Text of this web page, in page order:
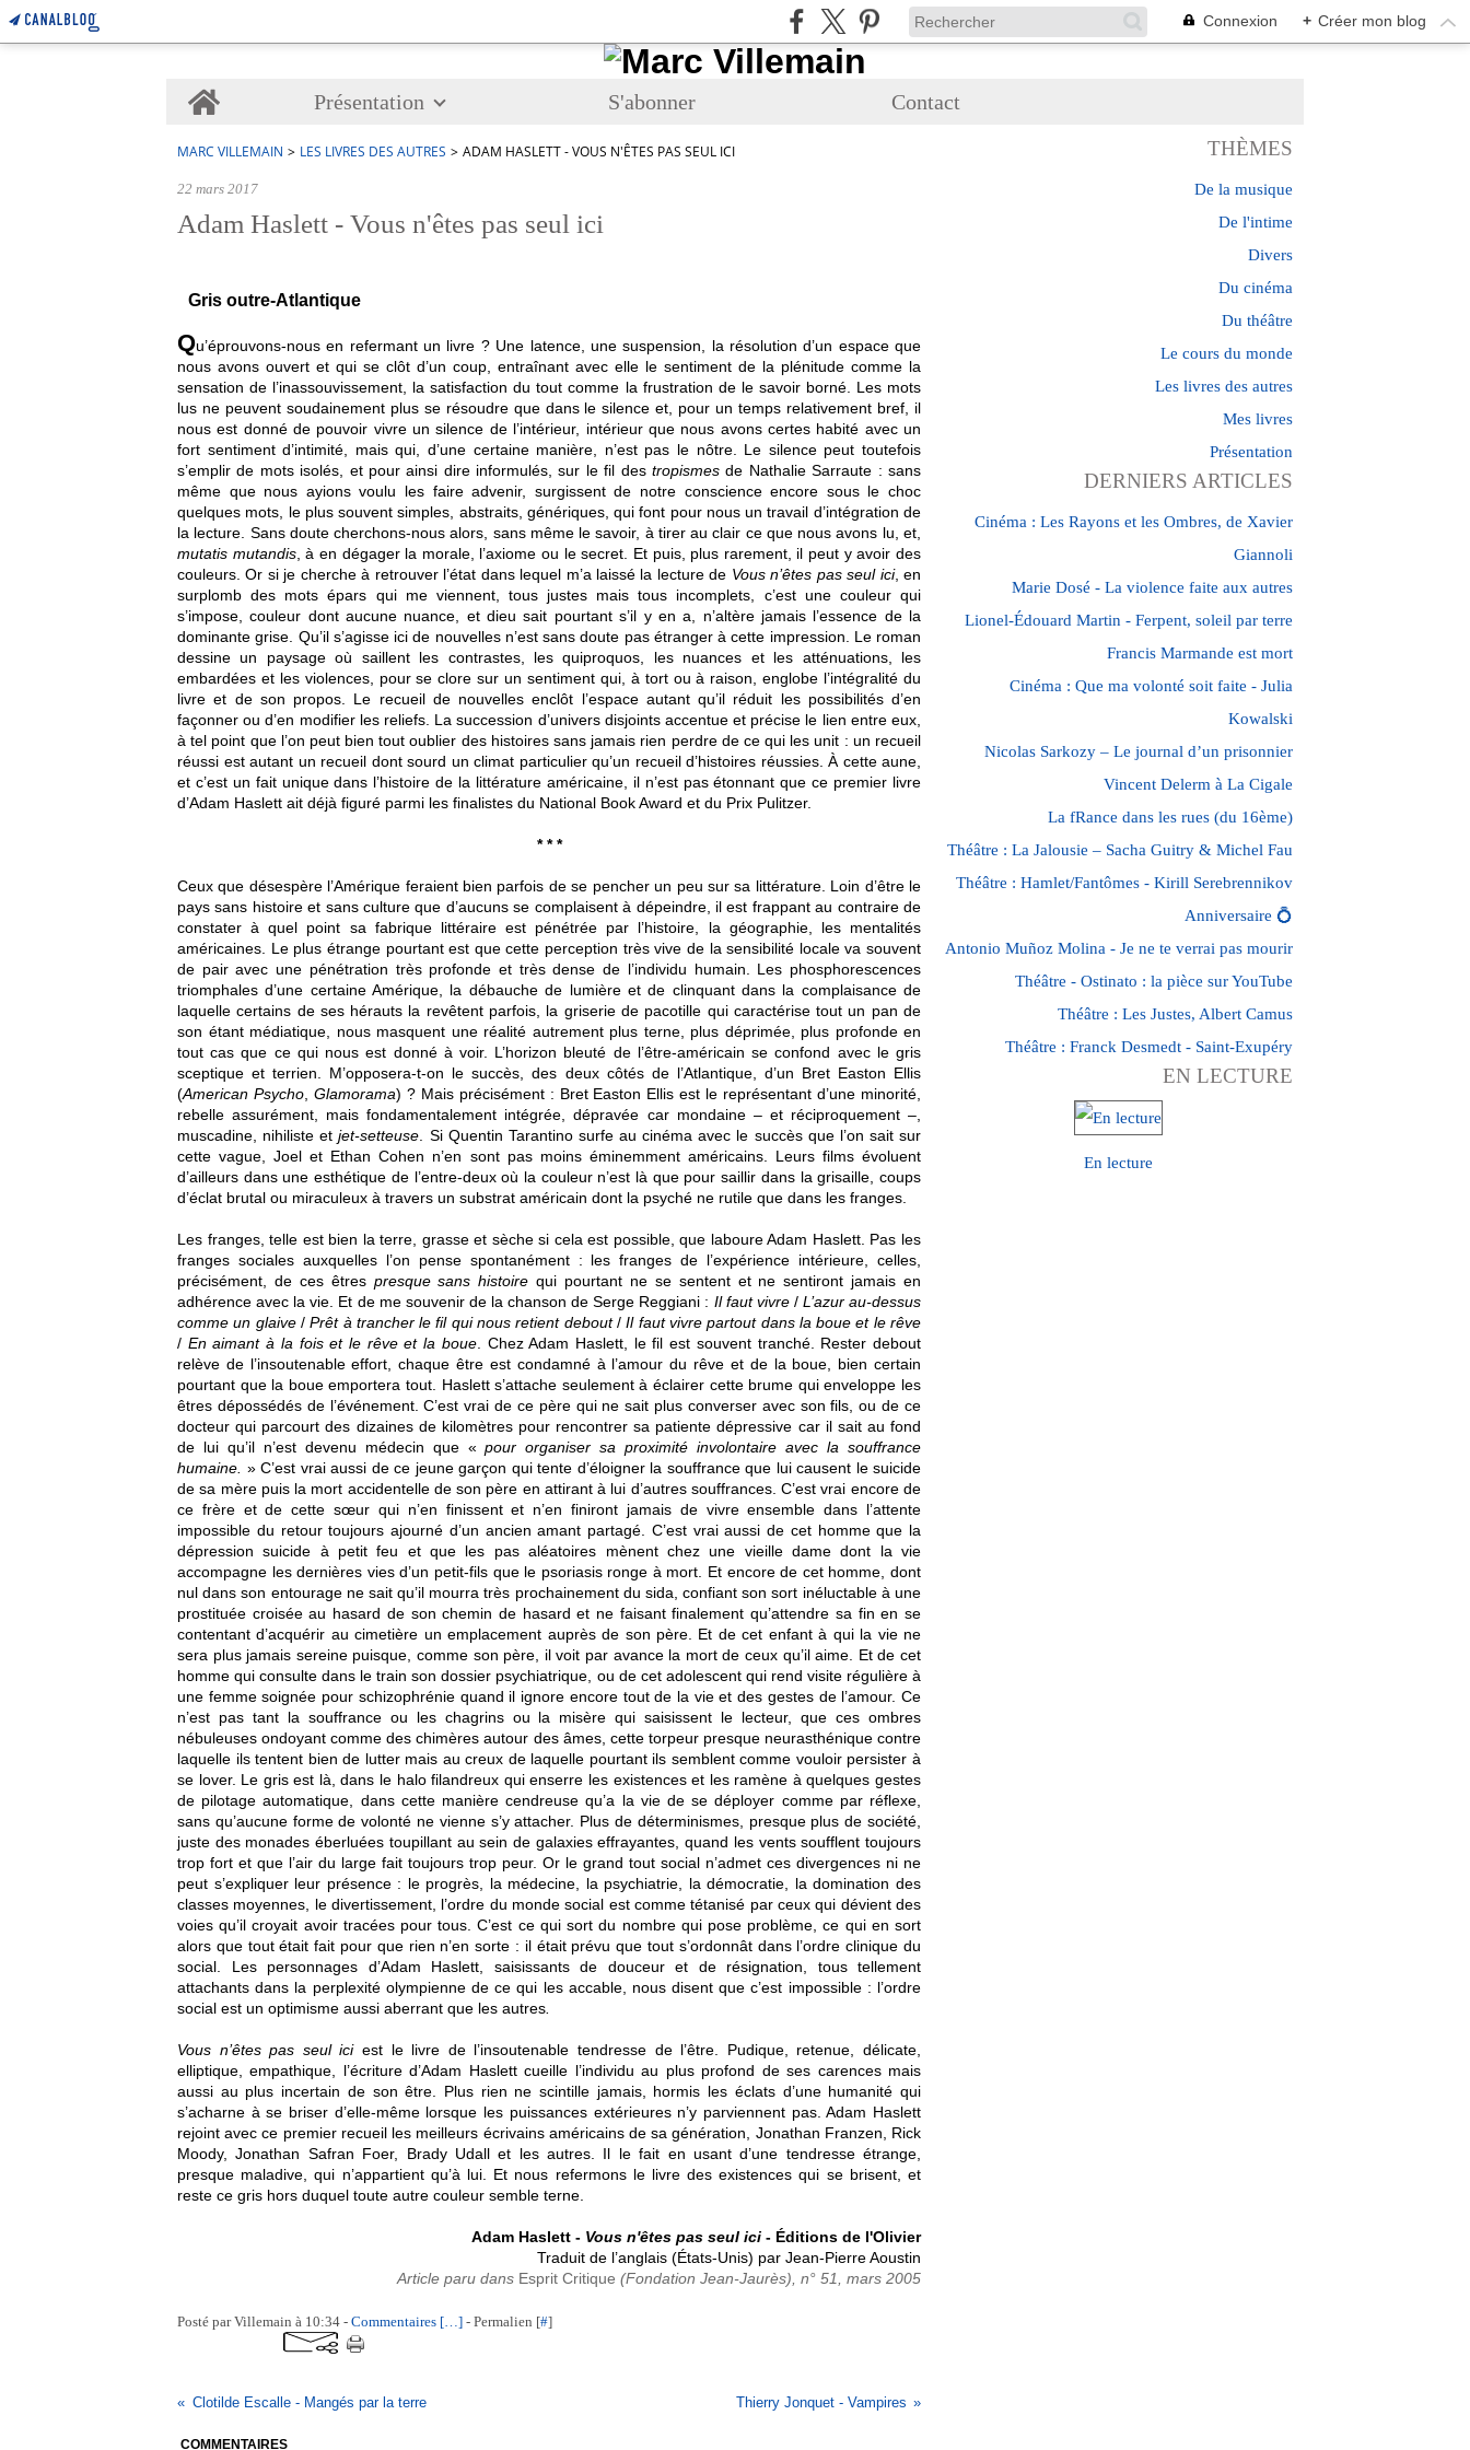
Connexion + Créer mon blog
Home Présentation S'abonner Contact
MARC VILLEMAIN > LES LIVRES DES AUTRES > ADAM HASLETT - VOUS N'ÊTES PAS SEUL ICI
22 mars 2017
Adam Haslett - Vous n'êtes pas seul ici
Gris outre-Atlantique
Qu’éprouvons-nous en refermant un livre ? Une latence, une suspension, la résolution d’un espace que
nous avons ouvert et qui se clôt d’un coup, entraînant avec elle le sentiment de la plénitude comme la
sensation de l’inassouvissement, la satisfaction du tout comme la frustration de le savoir borné. Les mots
lus ne peuvent soudainement plus se résoudre que dans le silence et, pour un temps relativement bref, il
nous est donné de pouvoir vivre un silence de l’intérieur, intérieur que nous avons certes habité avec un
fort sentiment d’intimité, mais qui, d’une certaine manière, n’est pas le nôtre. Le silence peut toutefois
s’emplir de mots isolés, et pour ainsi dire informulés, sur le fil destropismesde Nathalie Sarraute : sans
même que nous ayions voulu les faire advenir, surgissent de notre conscience encore sous le choc
quelques mots, le plus souvent simples, abstraits, génériques, qui font pour nous un travail d’intégration de
la lecture. Sans doute cherchons-nous alors, sans même le savoir, à tirer au clair ce que nous avons lu, et,
mutatis mutandis, à en dégager la morale, l’axiome ou le secret. Et puis, plus rarement, il peut y avoir des
couleurs. Or si je cherche à retrouver l’état dans lequel m’a laissé la lecture de Vous n’êtes pas seul ici, en
surplomb des mots épars qui me viennent, tous justes mais tous incomplets, c’est une couleur qui
s’impose, couleur dont aucune nuance, et dieu sait pourtant s’il y en a, n’altère jamais l’essence de la
dominante grise. Qu’il s’agisse ici de nouvelles n’est sans doute pas étranger à cette impression. Le roman
dessine un paysage où saillent les contrastes, les quiproquos, les nuances et les atténuations, les
embardées et les violences, pour se clore sur un sentiment qui, à tort ou à raison, englobe l’intégralité du
livre et de son propos. Le recueil de nouvelles enclôt l’espace autant qu’il réduit les possibilités d’en
façonner ou d’en modifier les reliefs. La succession d’univers disjoints accentue et précise le lien entre eux,
à tel point que l’on peut bien tout oublier des histoires sans jamais rien perdre de ce qui les unit : un recueil
réussi est autant un recueil dont sourd un climat particulier qu’un recueil d’histoires réussies. À cette aune,
et c’est un fait unique dans l’histoire de la littérature américaine, il n’est pas étonnant que ce premier livre
d’Adam Haslett ait déjà figuré parmi les finalistes du National Book Award et du Prix Pulitzer.
* * *
Ceux que désespère l’Amérique feraient bien parfois de se pencher un peu sur sa littérature. Loin d’être le
pays sans histoire et sans culture que d’aucuns se complaisent à dépeindre, il est frappant au contraire de
constater à quel point sa fabrique littéraire est pénétrée par l’histoire, la géographie, les mentalités
américaines. Le plus étrange pourtant est que cette perception très vive de la sensibilité locale va souvent
de pair avec une pénétration très profonde et très dense de l’individu humain. Les phosphorescences
triomphales d’une certaine Amérique, la débauche de lumière et de clinquant dans la complaisance de
laquelle certains de ses hérauts la revêtent parfois, la griserie de pacotille qui caractérise tout un pan de
son étant médiatique, nous masquent une réalité autrement plus terne, plus déprimée, plus profonde en
tout cas que ce qui nous est donné à voir. L’horizon bleuté de l’être-américain se confond avec le gris
sceptique et terrien. M’opposera-t-on le succès, des deux côtés de l’Atlantique, d’un Bret Easton Ellis
(American Psycho, Glamorama) ? Mais précisément : Bret Easton Ellis est le représentant d’une minorité,
rebelle assurément, mais fondamentalement intégrée, dépravée car mondaine – et réciproquement –,
muscadine, nihiliste etjet-setteuse . Si Quentin Tarantino surfe au cinéma avec le succès que l’on sait sur
cette vague, Joel et Ethan Cohen n’en sont pas moins éminemment américains. Leurs films évoluent
d’ailleurs dans une esthétique de l’entre-deux où la couleur n’est là que pour saillir dans la grisaille, coups
d’éclat brutal ou miraculeux à travers un substrat américain dont la psyché ne rutile que dans les franges.
Les franges, telle est bien la terre, grasse et sèche si cela est possible, que laboure Adam Haslett. Pas les
franges sociales auxquelles l’on pense spontanément : les franges de l’expérience intérieure, celles,
précisément, de ces êtres presque sans histoirequi pourtant ne se sentent et ne sentiront jamais en
adhérence avec la vie. Et de me souvenir de la chanson de Serge Reggiani : Il faut vivre / L’azur au-dessus
comme un glaive /Prêt à trancher le fil qui nous retient debout/Il faut vivre partout dans la boue et le rêve
/ En aimant à la fois et le rêve et la boue. Chez Adam Haslett, le fil est souvent tranché. Rester debout
relève de l’insoutenable effort, chaque être est condamné à l’amour du rêve et de la boue, bien certain
pourtant que la boue emportera tout. Haslett s’attache seulement à éclairer cette brume qui enveloppe les
êtres dépossédés de l’événement. C’est vrai de ce père qui ne sait plus converser avec son fils, ou de ce
docteur qui parcourt des dizaines de kilomètres pour rencontrer sa patiente dépressive car il sait au fond
de lui qu’il n’est devenu médecin que «pour organiser sa proximité involontaire avec la souffrance
humaine. » C’est vrai aussi de ce jeune garçon qui tente d’éloigner la souffrance que lui causent le suicide
de sa mère puis la mort accidentelle de son père en attirant à lui d’autres souffrances. C’est vrai encore de
ce frère et de cette sœur qui n’en finissent et n’en finiront jamais de vivre ensemble dans l’attente
impossible du retour toujours ajourné d’un ancien amant partagé. C’est vrai aussi de cet homme que la
dépression suicide à petit feu et que les pas aléatoires mènent chez une vieille dame dont la vie
accompagne les dernières vies d’un petit-fils que le psoriasis ronge à mort. Et encore de cet homme, dont
nul dans son entourage ne sait qu’il mourra très prochainement du sida, confiant son sort inéluctable à une
prostituée croisée au hasard de son chemin de hasard et ne faisant finalement qu’attendre sa fin en se
contentant d’acquérir au cimetière un emplacement auprès de son père. Et de cet enfant à qui la vie ne
sera plus jamais sereine puisque, comme son père, il voit par avance la mort de ceux qu’il aime. Et de cet
homme qui consulte dans le train son dossier psychiatrique, ou de cet adolescent qui rend visite régulière à
une femme soignée pour schizophrénie quand il ignore encore tout de la vie et des gestes de l’amour. Ce
n’est pas tant la souffrance ou les chagrins ou la misère qui saisissent le lecteur, que ces ombres
nébuleuses ondoyant comme des chimères autour des âmes, cette torpeur presque neurasthénique contre
laquelle ils tentent bien de lutter mais au creux de laquelle pourtant ils semblent comme vouloir persister à
se lover. Le gris est là, dans le halo filandreux qui enserre les existences et les ramène à quelques gestes
de pilotage automatique, dans cette manière cendreuse qu’a la vie de se déployer comme par réflexe,
sans qu’aucune forme de volonté ne vienne s’y attacher. Plus de déterminismes, presque plus de société,
juste des monades éberluées toupillant au sein de galaxies effrayantes, quand les vents soufflent toujours
trop fort et que l’air du large fait toujours trop peur. Or le grand tout social n’admet ces divergences ni ne
peut s’expliquer leur présence : le progrès, la médecine, la psychiatrie, la démocratie, la domination des
classes moyennes, le divertissement, l’ordre du monde social est comme tétanisé par ceux qui dévient des
voies qu’il croyait avoir tracées pour tous. C’est ce qui sort du nombre qui pose problème, ce qui en sort
alors que tout était fait pour que rien n’en sorte : il était prévu que tout s’ordonnât dans l’ordre clinique du
social. Les personnages d’Adam Haslett, saisissants de douceur et de résignation, tous tellement
attachants dans la perplexité olympienne de ce qui les accable, nous disent que c’est impossible : l’ordre
social est un optimisme aussi aberrant que les autres
Vous n’êtes pas seul ici est le livre de l’insoutenable tendresse de l’être. Pudique, retenue, délicate,
elliptique, empathique, l’écriture d’Adam Haslett cueille l’individu au plus profond de ses carences mais
aussi au plus incertain de son être. Plus rien ne scintille jamais, hormis les éclats d’une humanité qui
s’acharne à se briser d’elle-même lorsque les puissances extérieures n’y parviennent pas. Adam Haslett
rejoint avec ce premier recueil les meilleurs écrivains américains de sa génération, Jonathan Franzen, Rick
Moody, Jonathan Safran Foer, Brady Udall et les autres. Il le fait en usant d’une tendresse étrange,
presque maladive, qui n’appartient qu’à lui. Et nous refermons le livre des existences qui se brisent, et
reste ce gris hors duquel toute autre couleur semble terne.
Adam Haslett - Vous n'êtes pas seul ici - Éditions de l'Olivier
Traduit de l’anglais (États-Unis) par Jean-Pierre Aoustin
Article paru dans Esprit Critique (Fondation Jean-Jaurès), n° 51, mars 2005
Posté par Villemain à 10:34 - Commentaires […] - Permalien [#]
Clotilde Escalle - Mangés par la terre Thierry Jonquet - Vampires
COMMENTAIRES
THÈMES
De la musique
De l'intime
Divers
Du cinéma
Du théâtre
Le cours du monde
Les livres des autres
Mes livres
Présentation
DERNIERS ARTICLES
Cinéma : Les Rayons et les Ombres, de Xavier
Giannoli
Marie Dosé - La violence faite aux autres
Lionel-Édouard Martin - Ferpent, soleil par terre
Francis Marmande est mort
Cinéma : Que ma volonté soit faite - Julia
Kowalski
Nicolas Sarkozy – Le journal d’un prisonnier
Vincent Delerm à La Cigale
La fRance dans les rues (du 16ème)
Théâtre : La Jalousie – Sacha Guitry & Michel Fau
Théâtre : Hamlet/Fantômes - Kirill Serebrennikov
Anniversaire 💍
Antonio Muñoz Molina - Je ne te verrai pas mourir
Théâtre - Ostinato : la pièce sur YouTube
Théâtre : Les Justes, Albert Camus
Théâtre : Franck Desmedt - Saint-Exupéry
EN LECTURE
En lecture